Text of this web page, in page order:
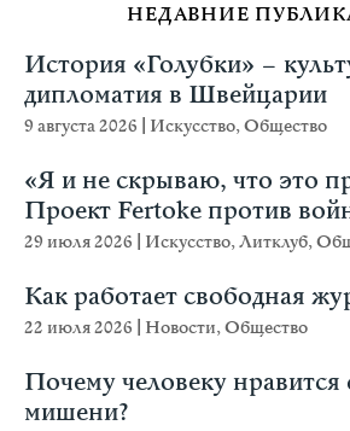
НЕДАВНИЕ
История «Голубки» –
дипломатия в Швейцарии
9 августа 2026 Искусство,Общество
«Я и не скрываю, что это
Проект Fertoke против
29 июля 2026 Искусство,Литклуб,
Как работает свободная
22 июля 2026 Новости,Общество
Почему человеку нравится
мишени?